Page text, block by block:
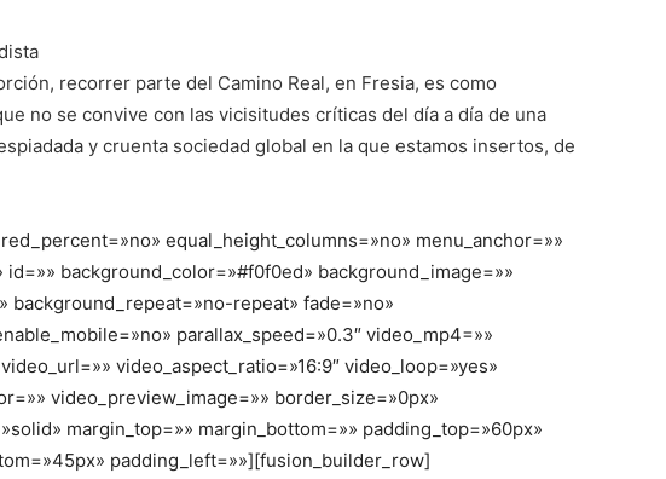
recorrer parte del Camino Real, en Fresia, es como
no se convive con las vicisitudes críticas del día a día de una
y cruenta sociedad global en la que estamos insertos, de
equal_height_columns=»no» menu_anchor=»»
id=»» background_color=»#f0f0ed» background_image=»»
background_repeat=»no-repeat» fade=»no»
parallax_speed=»0.3″ video_mp4=»»
video_aspect_ratio=»16:9″ video_loop=»yes»
video_preview_image=»» border_size=»0px»
margin_top=»» margin_bottom=»» padding_top=»60px»
padding_left=»»][fusion_builder_row]